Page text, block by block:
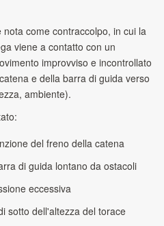
come contraccolpo, in cui la
viene a contatto con un
improvviso e incontrollato
e della barra di guida verso
ambiente).
del freno della catena
di guida lontano da ostacoli
eccessiva
sotto dell'altezza del torace